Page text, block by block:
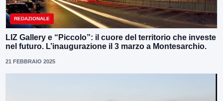
REDAZIONALE
LIZ Gallery e “Piccolo”: il cuore del territorio che investe
nel futuro. L’inaugurazione il 3 marzo a Montesarchio.
21 FEBBRAIO 2025